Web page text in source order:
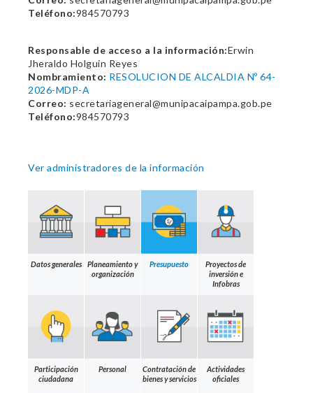
Teléfono:984570793
Responsable de acceso a la información:Erwin
Jheraldo Holguin Reyes
Nombramiento: RESOLUCION DE ALCALDIA Nº 64-
2026-MDP-A
Correo: secretariageneral@munipacaipampa.gob.pe
Teléfono:984570793
Ver administradores de la información
Datos generales
Planeamiento y
organización
Presupuesto
Proyectos de
inversión e
Infobras
Participación
ciudadana
Personal
Contratación de
bienes y servicios
Actividades
oficiales